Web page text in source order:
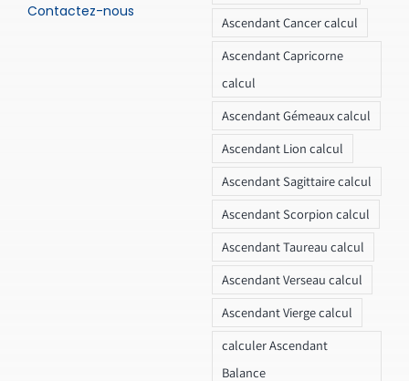
Contactez-nous
Ascendant Cancer calcul
Ascendant Capricorne
calcul
Ascendant Gémeaux calcul
Ascendant Lion calcul
Ascendant Sagittaire calcul
Ascendant Scorpion calcul
Ascendant Taureau calcul
Ascendant Verseau calcul
Ascendant Vierge calcul
calculer Ascendant
Balance